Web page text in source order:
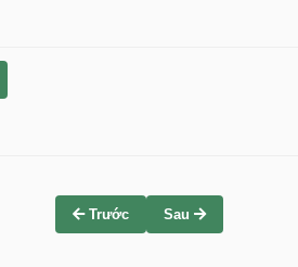
Trước Sau